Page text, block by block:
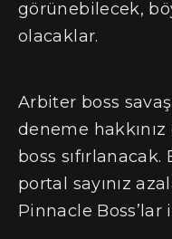
görünebilecek,
olacaklar.
Arbiter boss
deneme
boss
portal sayınız
Pinnacle